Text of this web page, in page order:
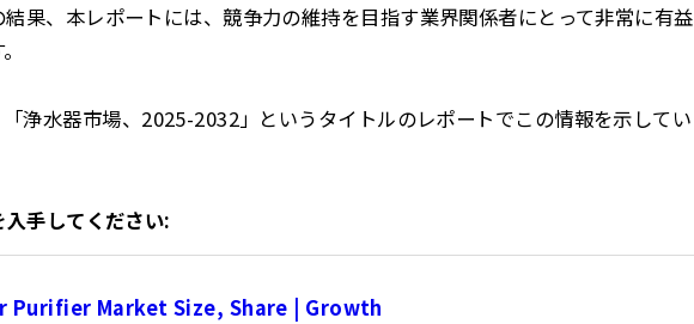
果、本レポートには、競争力の維持を目指す業界関係者にとって非常に有益
水器市場、2025-2032」というタイトルのレポートでこの情報を示してい
手してください:
Purifier Market Size, Share | Growth